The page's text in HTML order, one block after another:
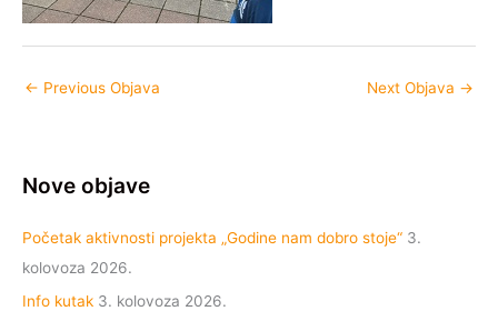
← Previous Objava Next Objava →
Nove objave
Početak aktivnosti projekta „Godine nam dobro stoje“ 3.
kolovoza 2026.
Info kutak 3. kolovoza 2026.